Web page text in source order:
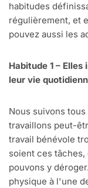
habitudes
régulièrement, et
pouvez aussi les
Habitude 1 –
leur vie
Nous suivons
travaillons peut-
travail bénévole
soient ces
pouvons y
physique à l'une